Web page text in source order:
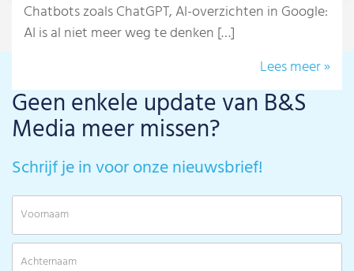
Chatbots zoals ChatGPT, AI-overzichten in Google:
AI is al niet meer weg te denken […]
Lees meer »
Geen enkele update van B&S
Media meer missen?
Schrijf je in voor onze nieuwsbrief!